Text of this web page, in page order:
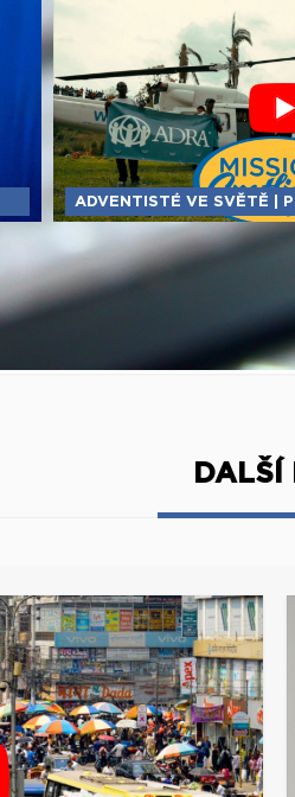
ADVENTISTÉ VE SVĚTĚ |
DALŠÍ